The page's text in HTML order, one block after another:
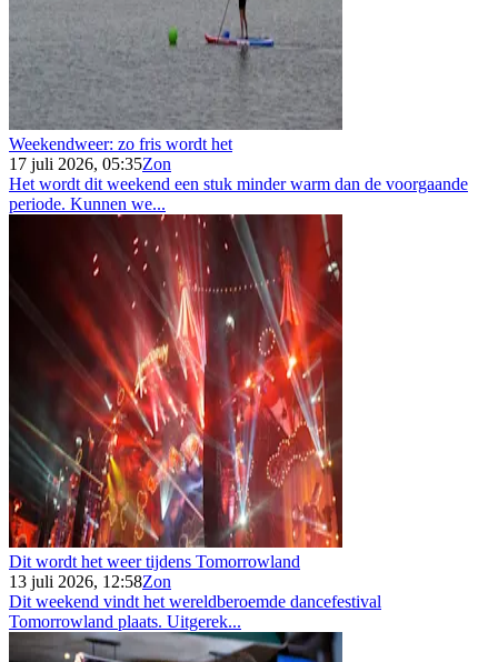
Weekendweer: zo fris wordt het
17 juli 2026, 05:35Zon
Het wordt dit weekend een stuk minder warm dan de voorgaande
periode. Kunnen we...
Dit wordt het weer tijdens Tomorrowland
13 juli 2026, 12:58Zon
Dit weekend vindt het wereldberoemde dancefestival
Tomorrowland plaats. Uitgerek...